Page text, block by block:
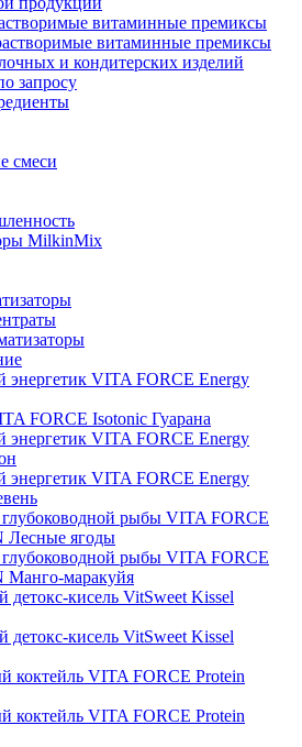
витаминные премиксы
витаминные премиксы
и кондитерских изделий
запросу
смеси
MilkinMix
VITA FORCE Energy
FORCE Isotonic Гуарана
VITA FORCE Energy
VITA FORCE Energy
глубоководной рыбы VITA FORCE
Лесные ягоды
глубоководной рыбы VITA FORCE
маракуйя
детокс-кисель VitSweet Kissel
детокс-кисель VitSweet Kissel
коктейль VITA FORCE Protein
коктейль VITA FORCE Protein